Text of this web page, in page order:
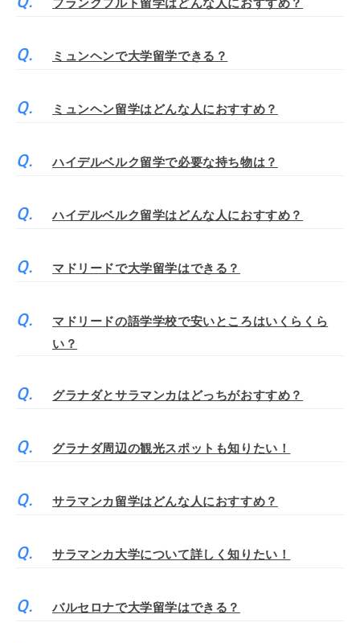
フランクフルト留学はどんな人におすすめ？
ミュンヘンで大学留学できる？
ミュンヘン留学はどんな人におすすめ？
ハイデルベルク留学で必要な持ち物は？
ハイデルベルク留学はどんな人におすすめ？
マドリードで大学留学はできる？
マドリードの語学学校で安いところはいくらくら
い？
グラナダとサラマンカはどっちがおすすめ？
グラナダ周辺の観光スポットも知りたい！
サラマンカ留学はどんな人におすすめ？
サラマンカ大学について詳しく知りたい！
バルセロナで大学留学はできる？